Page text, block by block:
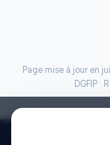
Page mise à jour en
DGFIP ·